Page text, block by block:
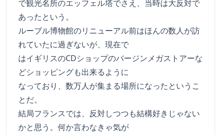
で観光名所のエッフェル塔でさえ、当時は大反対で
あったという。
ルーブル博物館のリニューアル前はほんの数人が訪
れていたに過ぎないが、現在で
はイギリスのCDショップのバージンメガストアーな
どショッピングも出来るように
なっており、数万人が集まる場所になったというこ
とだ。
結局フランスでは、反対しつつも結構好きじゃない
かと思う。何か言わなきゃ気が